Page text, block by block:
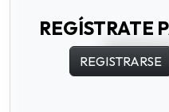
REGÍSTRATE
REGISTRARSE